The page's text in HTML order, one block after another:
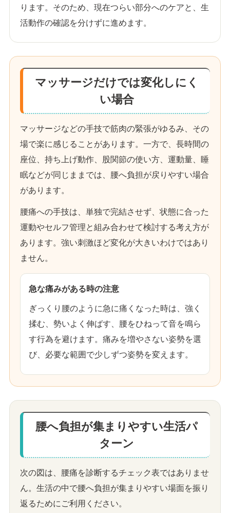
ります。そのため、現在つらい部分へのケアと、生
活動作の確認を分けずに進めます。
マッサージだけでは変化しにく
い場合
マッサージなどの手技で筋肉の緊張がゆるみ、その
場で楽に感じることがあります。一方で、長時間の
座位、持ち上げ動作、股関節の使い方、運動量、睡
眠などが同じままでは、腰へ負担が戻りやすい場合
があります。
腰痛への手技は、単独で完結させず、状態に合った
運動やセルフ管理と組み合わせて検討する考え方が
あります。強い刺激ほど変化が大きいわけではあり
ません。
急な痛みがある時の注意
ぎっくり腰のように急に痛くなった時は、強く
揉む、勢いよく伸ばす、腰をひねって音を鳴ら
す行為を避けます。痛みを増やさない姿勢を選
び、必要な範囲で少しずつ姿勢を変えます。
腰へ負担が集まりやすい生活パ
ターン
次の図は、腰痛を診断するチェック表ではありませ
ん。生活の中で腰へ負担が集まりやすい場面を振り
返るためにご利用ください。